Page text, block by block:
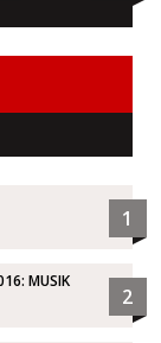
1
MUSIK
2